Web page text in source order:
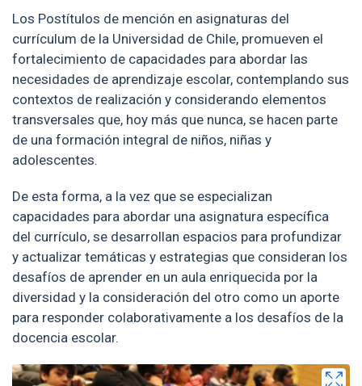
Aulas virtuales
Los Postítulos de mención en asignaturas del
currículum de la Universidad de Chile, promueven el
fortalecimiento de capacidades para abordar las
necesidades de aprendizaje escolar, contemplando sus
contextos de realización y considerando elementos
transversales que, hoy más que nunca, se hacen parte
de una formación integral de niños, niñas y
adolescentes.
De esta forma, a la vez que se especializan
capacidades para abordar una asignatura específica
del currículo, se desarrollan espacios para profundizar
y actualizar temáticas y estrategias que consideran los
desafíos de aprender en un aula enriquecida por la
diversidad y la consideración del otro como un aporte
para responder colaborativamente a los desafíos de la
docencia escolar.
Zoom